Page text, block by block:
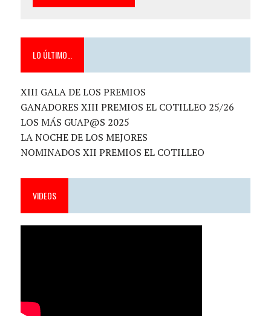
LO ÚLTIMO…
XIII GALA DE LOS PREMIOS
GANADORES XIII PREMIOS EL COTILLEO 25/26
LOS MÁS GUAP@S 2025
LA NOCHE DE LOS MEJORES
NOMINADOS XII PREMIOS EL COTILLEO
VIDEOS